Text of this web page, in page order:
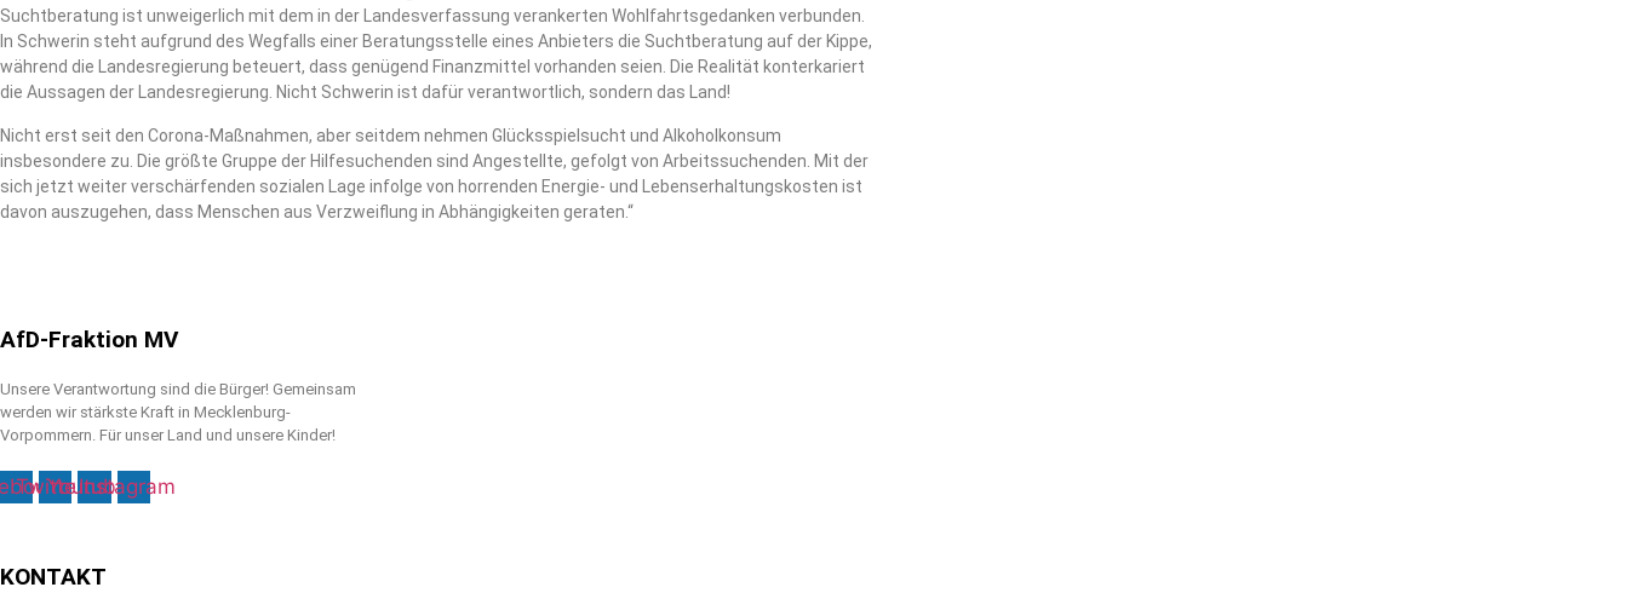
Suchtberatung ist unweigerlich mit dem in der Landesverfassung verankerten Wohlfahrtsgedanken verbunden.
In Schwerin steht aufgrund des Wegfalls einer Beratungsstelle eines Anbieters die Suchtberatung auf der Kippe,
während die Landesregierung beteuert, dass genügend Finanzmittel vorhanden seien. Die Realität konterkariert
die Aussagen der Landesregierung. Nicht Schwerin ist dafür verantwortlich, sondern das Land!
Nicht erst seit den Corona-Maßnahmen, aber seitdem nehmen Glücksspielsucht und Alkoholkonsum
insbesondere zu. Die größte Gruppe der Hilfesuchenden sind Angestellte, gefolgt von Arbeitssuchenden. Mit der
sich jetzt weiter verschärfenden sozialen Lage infolge von horrenden Energie- und Lebenserhaltungskosten ist
davon auszugehen, dass Menschen aus Verzweiflung in Abhängigkeiten geraten.“
AfD-Fraktion MV
Unsere Verantwortung sind die Bürger! Gemeinsam
werden wir stärkste Kraft in Mecklenburg-
Vorpommern. Für unser Land und unsere Kinder!
TwitterYoutube
Instagram
KONTAKT